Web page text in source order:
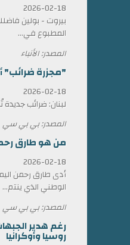
2026-02-18
بيروت - بولين
المطبوع في...
المصدر: الأنباء
"مجزرة ضرائب"
2026-02-18
لبنان: ضرائب
المصدر: بي بي سي
من هو طارق رحمن
2026-02-18
الوطني الذي ينتم...
المصدر: بي بي سي
رغم هدير
روسيا وأوكرانيا